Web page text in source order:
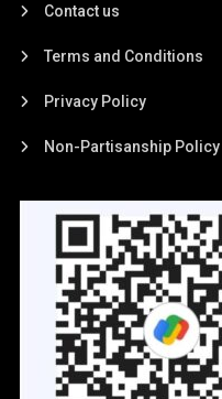
Contact us
Terms and Conditions
Privacy Policy
Non-Partisanship Policy